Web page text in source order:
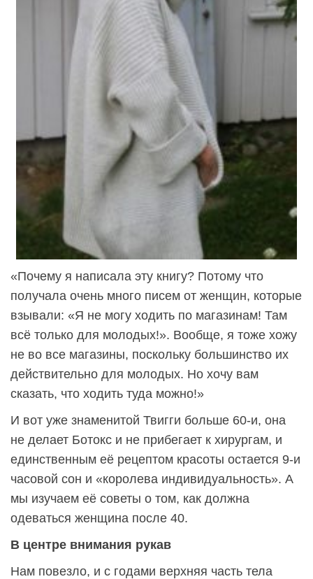
«Почему я написала эту книгу? Потому что
получала очень много писем от женщин, которые
взывали: «Я не могу ходить по магазинам! Там
всё только для молодых!». Вообще, я тоже хожу
не во все магазины, поскольку большинство их
действительно для молодых. Но хочу вам
сказать, что ходить туда можно!»
И вот уже знаменитой Твигги больше 60-и, она
не делает Ботокс и не прибегает к хирургам, и
единственным её рецептом красоты остается 9-и
часовой сон и «королева индивидуальность». А
мы изучаем её советы о том, как должна
одеваться женщина после 40.
В центре внимания рукав
Нам повезло, и с годами верхняя часть тела